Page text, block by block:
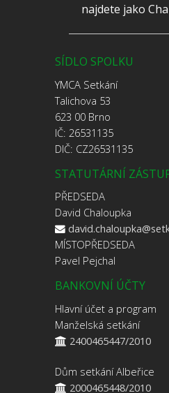
najdete jako
SÍDLO SPOLKU
YMCA Setkání
Talichova 53
623 00 Brno
IČ: 26531135
DIČ: CZ26531135
STATUTÁRNÍ
PŘEDSEDA
David Chaloupka
MÍSTOPŘEDSEDA
Pavel Pejchal
BANKOVNÍ ÚČTY
Hlavní účet a program
Manželská setkání
2400465447/2010
Dům setkání Albeřice
2000465448/2010